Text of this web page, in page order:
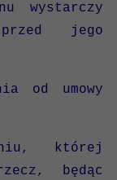
wystarczy
przed jego
od umowy
której
będąc